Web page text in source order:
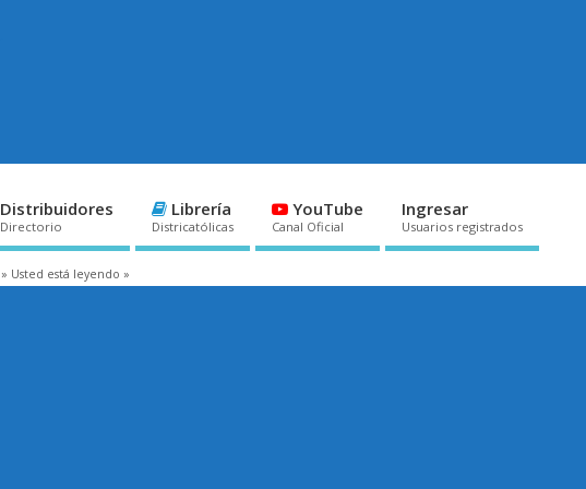
Distribuidores
Directorio
Librería
Districatólicas
YouTube
Canal Oficial
Ingresar
Usuarios registrados
» Usted está leyendo »